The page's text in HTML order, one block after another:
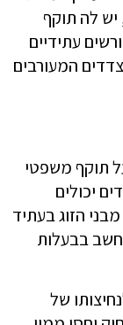
יש לה תוקף
עתידיים
המעורבים
תוקף משפטי
יכולים
הזוג בעתיד
בבעלות
של